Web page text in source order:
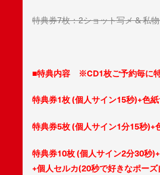
特典券7枚：2ショット写メ & 私
■特典内容 ※CD1枚ご予約毎に
特典券1枚 (個人サイン15秒)+色
特典券5枚 (個人サイン1分15秒)+
特典券10枚 (個人サイン2分30秒
+個人セルカ(20秒で好きなポーズ